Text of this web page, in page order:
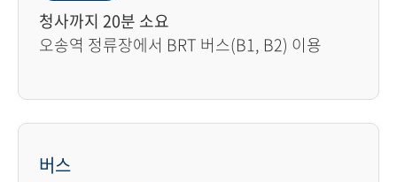
청사까지 20분 소요
오송역 정류장에서 BRT 버스(B1, B2) 이용
버스